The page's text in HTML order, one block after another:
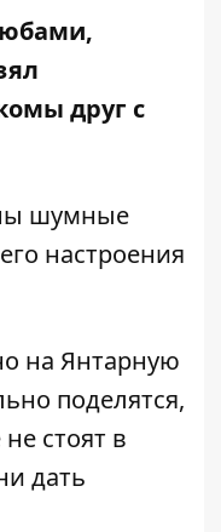
друг с
шумные
настроения
на Янтарную
поделятся,
стоят в
дать